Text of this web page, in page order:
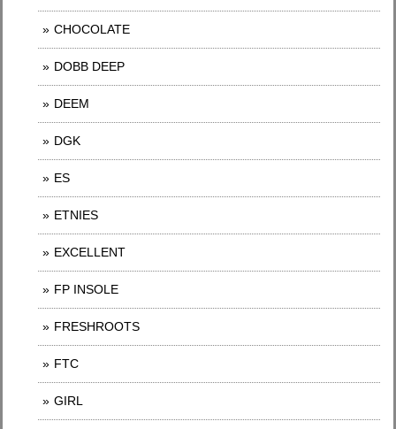
CHOCOLATE
DOBB DEEP
DEEM
DGK
ES
ETNIES
EXCELLENT
FP INSOLE
FRESHROOTS
FTC
GIRL